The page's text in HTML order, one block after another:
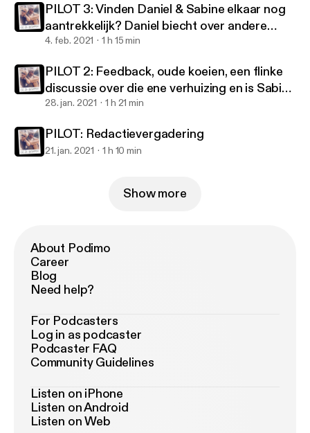
PILOT 3: Vinden Daniel & Sabine elkaar nog
aantrekkelijk? Daniel biecht over andere
vrouwen tijdens hun relatie en Sabine kwam
mannen...
4. feb. 2021 1 h 15 min
PILOT 2: Feedback, oude koeien, een flinke
discussie over die ene verhuizing en is Sabine
nou jaloers op Monica Geuze?
28. jan. 2021 1 h 21 min
PILOT: Redactievergadering
21. jan. 2021 1 h 10 min
Show more
About Podimo
Career
Blog
Need help?
For Podcasters
Log in as podcaster
Podcaster FAQ
Community Guidelines
Listen on iPhone
Listen on Android
Listen on Web